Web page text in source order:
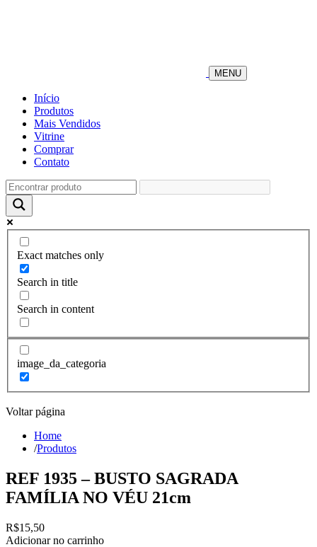
MENU
Início
Produtos
Mais Vendidos
Vitrine
Comprar
Contato
Exact matches only
Search in title
Search in content
image_da_categoria
Voltar página
Home
/Produtos
REF 1935 – BUSTO SAGRADA
FAMÍLIA NO VÉU 21cm
R$15,50
Adicionar no carrinho